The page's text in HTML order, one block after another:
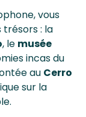
vous
: la
, le musée
incas du
au Cerro
sur la